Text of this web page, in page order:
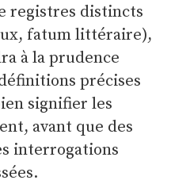
registres distincts
fatum littéraire),
à la prudence
précises
signifier les
avant que des
interrogations